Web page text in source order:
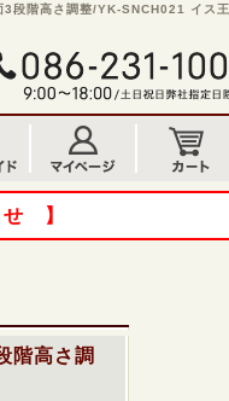
段階高さ調整/YK-SNCH021 イス
せ 】
階高さ調